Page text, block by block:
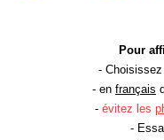
Pour
-
- en français
- évitez les
-